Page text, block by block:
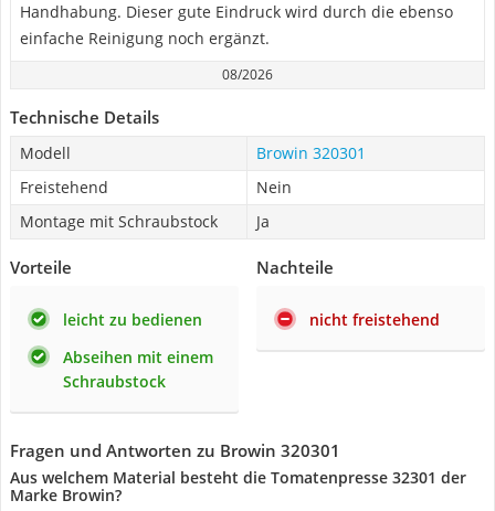
Handhabung. Dieser gute Eindruck wird durch die ebenso
einfache Reinigung noch ergänzt.
08/2026
Technische Details
Modell
Browin 320301
Freistehend
Nein
Montage mit Schraubstock
Ja
Vorteile
leicht zu bedienen
Abseihen mit einem
Schraubstock
Nachteile
nicht freistehend
Fragen und Antworten zu Browin 320301
Aus welchem Material besteht die Tomatenpresse 32301 der
Marke Browin?